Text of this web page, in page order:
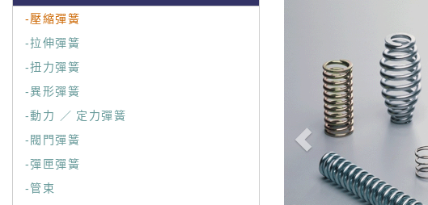
-壓縮彈簧
-拉伸彈簧
-扭力彈簧
-異形彈簧
-動力 ／ 定力彈簧
-閥門彈簧
-彈匣彈簧
-管束